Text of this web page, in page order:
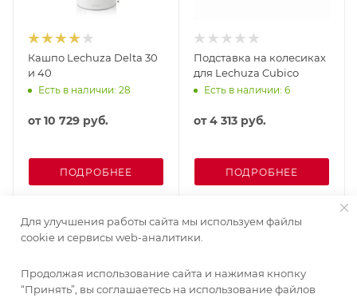
Кашпо Lechuza Delta 30
и 40
Есть в наличии: 28
от10 729 руб.
ПОДРОБНЕЕ
Подставка на колесиках
для Lechuza Cubico
Есть в наличии: 6
от4 313 руб.
ПОДРОБНЕЕ
Для улучшения работы сайта мы используем файлы
cookie и сервисы web-аналитики.
Продолжая использование сайта и нажимая кнопку
“Принять”, вы соглашаетесь на использование файлов